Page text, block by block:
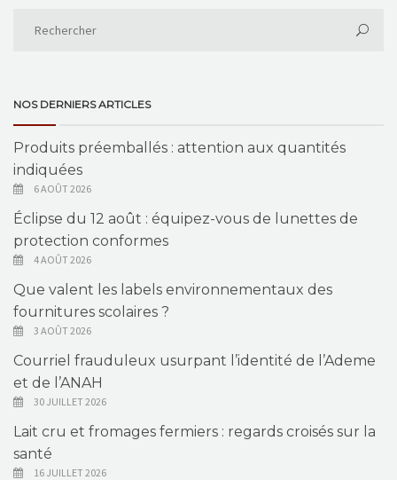
NOS DERNIERS ARTICLES
Produits préemballés : attention aux quantités
indiquées
6 AOÛT 2026
Éclipse du 12 août : équipez-vous de lunettes de
protection conformes
4 AOÛT 2026
Que valent les labels environnementaux des
fournitures scolaires ?
3 AOÛT 2026
Courriel frauduleux usurpant l’identité de l’Ademe
et de l’ANAH
30 JUILLET 2026
Lait cru et fromages fermiers : regards croisés sur la
santé
16 JUILLET 2026